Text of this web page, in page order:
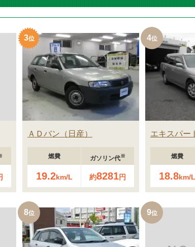
3
ＡＤバン 日産
燃費
19.2km/L
ガソリン代※
約8281円
4
エキスパー
燃費
18.8km/L
8 9